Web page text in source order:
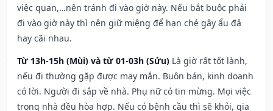
việc quan,…nên tránh đi vào giờ này. Nếu bắt buộc phải
đi vào giờ này thì nên giữ miệng để hạn ché gây ẩu đả
hay cãi nhau.
Từ 13h-15h (Mùi) và từ 01-03h (Sửu) Là giờ rất tốt lành,
nếu đi thường gặp được may mắn. Buôn bán, kinh doanh
có lời. Người đi sắp về nhà. Phụ nữ có tin mừng. Mọi việc
trong nhà đều hòa hợp. Nếu có bệnh cầu thì sẽ khỏi, gia